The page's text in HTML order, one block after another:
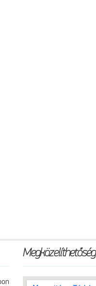
Megközelíthetőség